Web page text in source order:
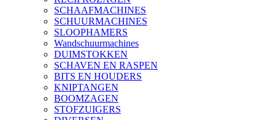
SCHAAFMACHINES
SCHUURMACHINES
SLOOPHAMERS
Wandschuurmachines
DUIMSTOKKEN
SCHAVEN EN RASPEN
BITS EN HOUDERS
KNIPTANGEN
BOOMZAGEN
STOFZUIGERS